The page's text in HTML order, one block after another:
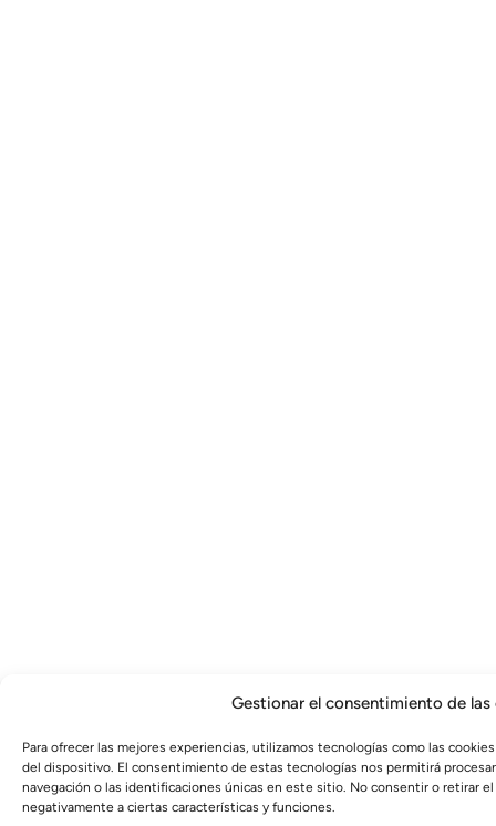
Gestionar el consentimiento de las
Para ofrecer las mejores experiencias, utilizamos tecnologías como las
del dispositivo. El consentimiento de estas tecnologías nos permitirá
navegación o las identificaciones únicas en este sitio. No consentir o retirar
negativamente a ciertas características y funciones.